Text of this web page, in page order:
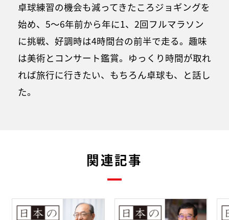
卓球練習の機会も減ってきたころジョギングを
始め、5～6年前から年に1、2回フルマラソン
に挑戦、好調時は4時間台の前半で走る。趣味
は美術とコンサート鑑賞。ゆっくり時間が取れ
れば旅行に行きたい、もちろん卓球も、と話し
た。
関連記事